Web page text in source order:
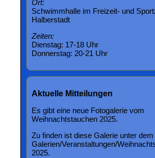
Ort:
Schwimmhalle im Freizeit- und
Halberstadt
Zeiten:
Dienstag: 17-18 Uhr
Donnerstag: 20-21 Uhr
Aktuelle Mitteilungen
Es gibt eine neue Fotogalerie vom
Weihnachtstauchen 2025.
Zu finden ist diese Galerie unter
Galerien/Veranstaltungen/
2025.